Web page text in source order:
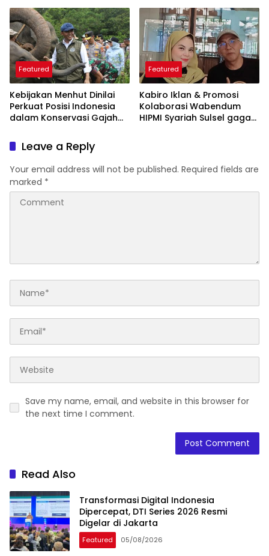
Featured
Kebijakan Menhut Dinilai
Perkuat Posisi Indonesia
dalam Konservasi Gajah
Featured
Kabiro Iklan & Promosi
Kolaborasi Wabendum
HIPMI Syariah Sulsel gagas
Leave a Reply
Your email address will not be published. Required fields are
marked *
Save my name, email, and website in this browser for
the next time I comment.
Read Also
Transformasi Digital Indonesia
Dipercepat, DTI Series 2026 Resmi
Digelar di Jakarta
Featured 05/08/2026